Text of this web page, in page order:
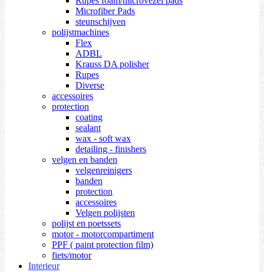
Microfiber Pads
steunschijven
polijstmachines
Flex
ADBL
Krauss DA polisher
Rupes
Diverse
accessoires
protection
coating
sealant
wax - soft wax
detailing - finishers
velgen en banden
velgenreinigers
banden
protection
accessoires
Velgen polijsten
polijst en poetssets
motor - motorcompartiment
PPF ( paint protection film)
fiets/motor
Interieur